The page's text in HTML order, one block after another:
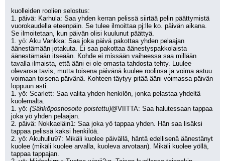
kuolleiden roolien selostus:
1. päivä: Karhula: Saa yhden kerran pelissä siirtää pelin päättymistä
vuorokaudella eteenpäin. Se tulee ilmoittaa pj:lle ko. päivän aikana.
Se ilmoitetaan, kun päivän olisi kuulunut päättyä.
1. yö: Aku Vankka: Saa joka päivä pakottaa yhden pelaajan
äänestämään jotakuta. Ei saa pakottaa äänestyspakkolaista
äänestämään itseään. Kohde ei missään vaiheessa saa millään
tavalla ilmaista, että ääni ei ole omasta tahdosta tehty. Luulee
olevansa tavis, mutta toisena päivänä kuulee roolinsa ja voima astuu
voimaan toisena päivänä. Kohteen täytyy pitää ääni voimassa päivän
loppuun asti.
1. yö: Scarlett: Saa valita yhden henkilön, jonka pelastaa yhdeltä
kuolemalta.
1. yö: (Sähköpostiosoite poistettu)@VIITTA: Saa halutessaan tappaa
joka yö yhden pelaajan.
2. päivä: Nokkaeläin1: Saa joka yö tappaa yhden. Hän saa lisäksi
tappaa pelissä kaksi henkilöä.
2. yö: Akuhullu97: Mikäli kuolee päivällä, häntä edellisenä äänestänyt
kuolee (mikäli kuolee arvalla, kuoleva arvotaan). Mikäli kuolee yöllä,
tappaa tappajan.